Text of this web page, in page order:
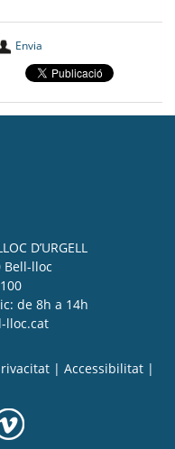
Envia
D’URGELL
Bell-lloc
de 8h a 14h
lloc.cat
Accessibilitat